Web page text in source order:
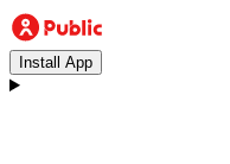
Install App